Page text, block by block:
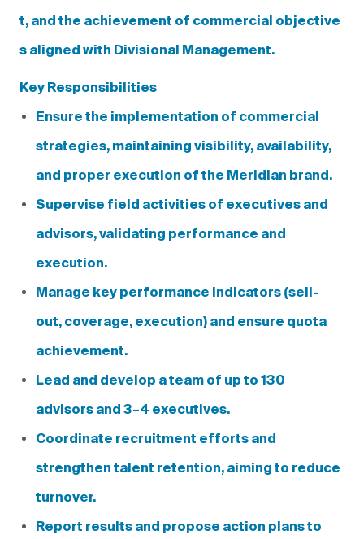
t, and the achievement of commercial objective
s aligned with Divisional Management.
Key Responsibilities
Ensure the implementation of commercial
strategies, maintaining visibility, availability,
and proper execution of the Meridian brand.
Supervise field activities of executives and
advisors, validating performance and
execution.
Manage key performance indicators (sell-
out, coverage, execution) and ensure quota
achievement.
Lead and develop a team of up to 130
advisors and 3–4 executives.
Coordinate recruitment efforts and
strengthen talent retention, aiming to reduce
turnover.
Report results and propose action plans to